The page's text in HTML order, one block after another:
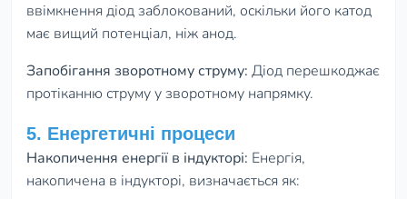
ввімкнення діод заблокований, оскільки його катод
має вищий потенціал, ніж анод.
Запобігання зворотному струму: Діод перешкоджає
протіканню струму у зворотному напрямку.
5. Енергетичні процеси
Накопичення енергії в індукторі: Енергія,
накопичена в індукторі, визначається як: